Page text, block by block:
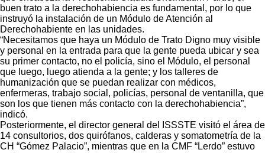
buen trato a la derechohabiencia es fundamental, por lo que
instruyó la instalación de un Módulo de Atención al
Derechohabiente en las unidades.
“Necesitamos que haya un Módulo de Trato Digno muy visible
y personal en la entrada para que la gente pueda ubicar y sea
su primer contacto, no el policía, sino el Módulo, el personal
que luego, luego atienda a la gente; y los talleres de
humanización que se puedan realizar con médicos,
enfermeras, trabajo social, policías, personal de ventanilla, que
son los que tienen más contacto con la derechohabiencia”,
indicó.
Posteriormente, el director general del ISSSTE visitó el área de
14 consultorios, dos quirófanos, calderas y somatometría de la
CH “Gómez Palacio”, mientras que en la CMF “Lerdo” estuvo